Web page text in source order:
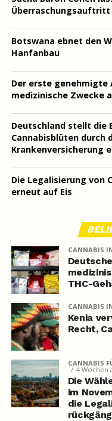
Überraschungsauftritt
Botswana ebnet den
Hanfanbau
Der erste genehmigte
medizinische Zwecke
Deutschland stellt die
Cannabisblüten durch
Krankenversicherung
Die Legalisierung von
erneut auf Eis
CANNABIS
THC-
CANNABIS
Kenia
Recht,
CANNABIS
4 Wochen
Die
im
die